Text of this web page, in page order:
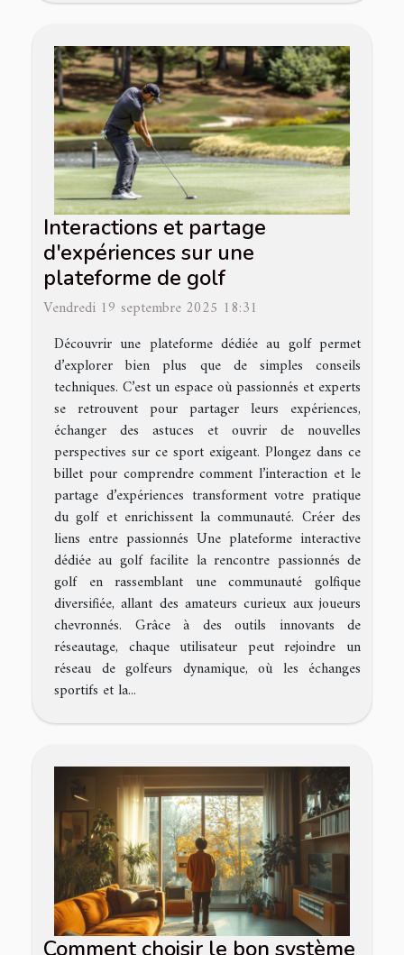
Interactions et partage
d'expériences sur une
plateforme de golf
Vendredi 19 septembre 2025 18:31
Découvrir une plateforme dédiée au golf permet
d’explorer bien plus que de simples conseils
techniques. C’est un espace où passionnés et experts
se retrouvent pour partager leurs expériences,
échanger des astuces et ouvrir de nouvelles
perspectives sur ce sport exigeant. Plongez dans ce
billet pour comprendre comment l’interaction et le
partage d’expériences transforment votre pratique
du golf et enrichissent la communauté. Créer des
liens entre passionnés Une plateforme interactive
dédiée au golf facilite la rencontre passionnés de
golf en rassemblant une communauté golfique
diversifiée, allant des amateurs curieux aux joueurs
chevronnés. Grâce à des outils innovants de
réseautage, chaque utilisateur peut rejoindre un
réseau de golfeurs dynamique, où les échanges
sportifs et la...
Comment choisir le bon système